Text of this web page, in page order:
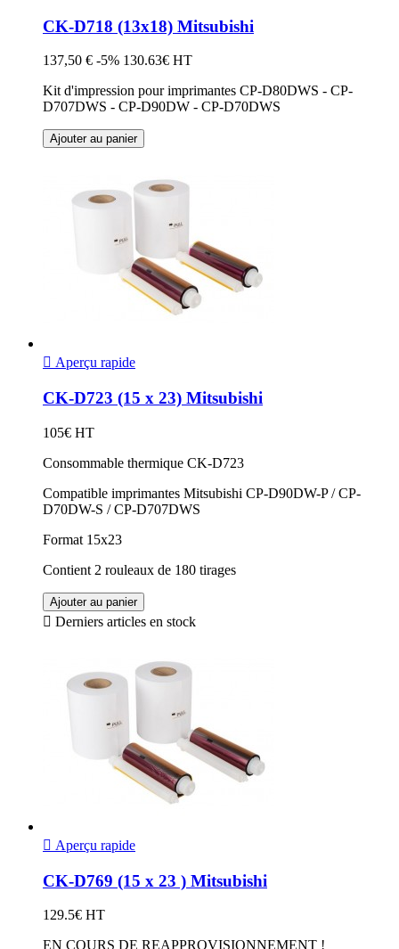
CK-D718 (13x18) Mitsubishi
137,50 € -5% 130.63€ HT
Kit d'impression pour imprimantes CP-D80DWS - CP-
D707DWS - CP-D90DW - CP-D70DWS
Ajouter au panier
 Aperçu rapide
CK-D723 (15 x 23) Mitsubishi
105€ HT
Consommable thermique CK-D723
Compatible imprimantes Mitsubishi CP-D90DW-P / CP-
D70DW-S / CP-D707DWS
Format 15x23
Contient 2 rouleaux de 180 tirages
Ajouter au panier
 Derniers articles en stock
 Aperçu rapide
CK-D769 (15 x 23 ) Mitsubishi
129.5€ HT
EN COURS DE REAPPROVISIONNEMENT !